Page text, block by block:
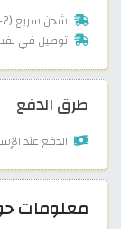
شحن سريع (2-4 أيام عمل)
توصيل في
طرق الدفع
الدفع عند
معلومات